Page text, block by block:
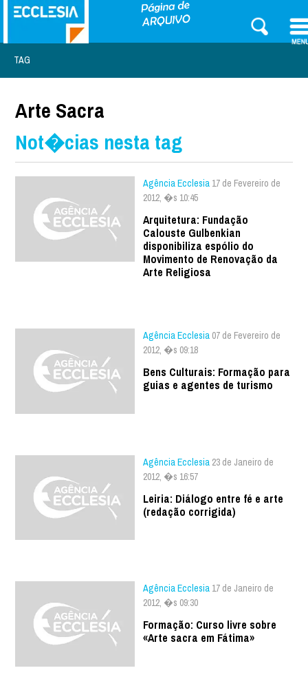
TAG
Arte Sacra
Not�cias nesta tag
Agência Ecclesia 17 de Fevereiro de
2012, �s 10:45
Arquitetura: Fundação
Calouste Gulbenkian
disponibiliza espólio do
Movimento de Renovação da
Arte Religiosa
Agência Ecclesia 07 de Fevereiro de
2012, �s 09:18
Bens Culturais: Formação para
guias e agentes de turismo
Agência Ecclesia 23 de Janeiro de
2012, �s 16:57
Leiria: Diálogo entre fé e arte
(redação corrigida)
Agência Ecclesia 17 de Janeiro de
2012, �s 09:30
Formação: Curso livre sobre
«Arte sacra em Fátima»